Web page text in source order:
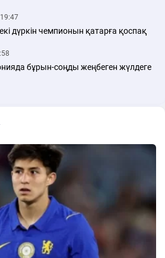
дүркін чемпионын қатарға қоспақ
бұрын-соңды жеңбеген жүлдеге